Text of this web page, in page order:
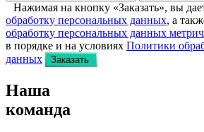
Нажимая на кнопку «Заказать», вы
обработку персональных данных, а
обработку персональных данных
в порядке и на условиях Политики
данных
Заказать
Наша
команда